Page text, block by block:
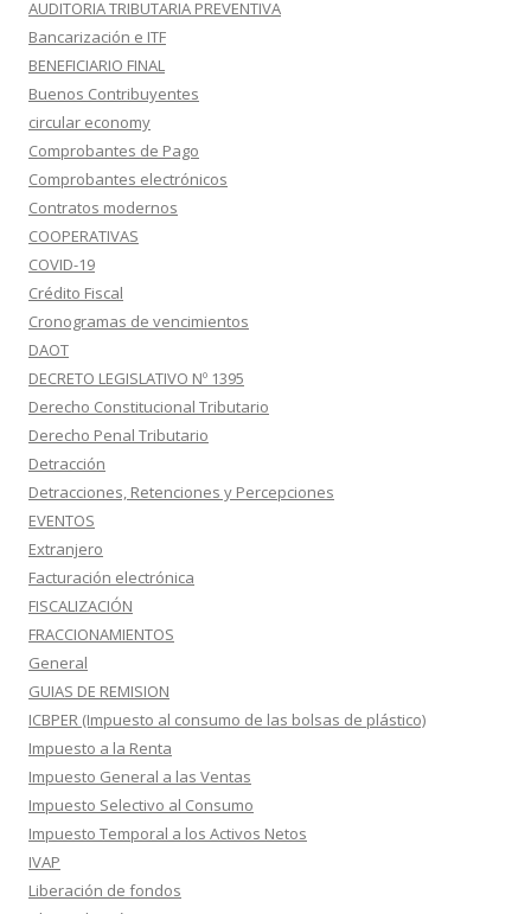
AUDITORIA TRIBUTARIA PREVENTIVA
Bancarización e ITF
BENEFICIARIO FINAL
Buenos Contribuyentes
circular economy
Comprobantes de Pago
Comprobantes electrónicos
Contratos modernos
COOPERATIVAS
COVID-19
Crédito Fiscal
Cronogramas de vencimientos
DAOT
DECRETO LEGISLATIVO Nº 1395
Derecho Constitucional Tributario
Derecho Penal Tributario
Detracción
Detracciones, Retenciones y Percepciones
EVENTOS
Extranjero
Facturación electrónica
FISCALIZACIÓN
FRACCIONAMIENTOS
General
GUIAS DE REMISION
ICBPER (Impuesto al consumo de las bolsas de plástico)
Impuesto a la Renta
Impuesto General a las Ventas
Impuesto Selectivo al Consumo
Impuesto Temporal a los Activos Netos
IVAP
Liberación de fondos